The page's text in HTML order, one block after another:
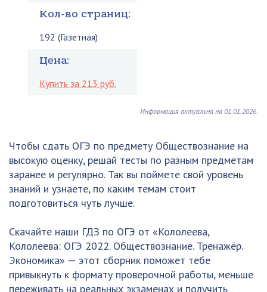
Кол-во страниц:
192 (Газетная)
Цена:
Купить за 213 руб.
Информация актуальна на 01.01.2026.
Чтобы сдать ОГЭ по предмету Обществознание на
высокую оценку, решай тесты по разным предметам
заранее и регулярно. Так вы поймете свой уровень
знаний и узнаете, по каким темам стоит
подготовиться чуть лучше.
Скачайте наши ГДЗ по ОГЭ от «Кололеева,
Кололеева: ОГЭ 2022. Обществознание. Тренажёр.
Экономика» — этот сборник поможет тебе
привыкнуть к формату проверочной работы, меньше
переживать на реальных экзаменах и получить